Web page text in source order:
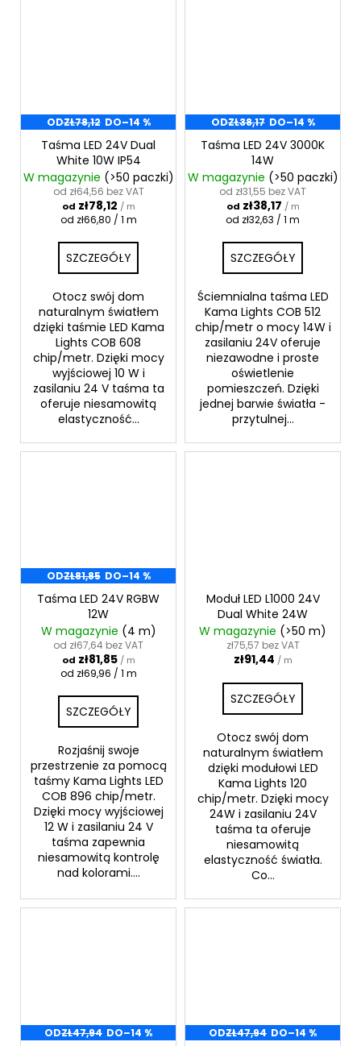
ODZŁ78,12 DO–14 %
Taśma LED 24V Dual
White 10W IP54
W magazynie (>50 paczki)
od zł64,56 bez VAT
od zł78,12 / m
Cena
od zł66,80 / 1 m
SZCZEGÓŁY
Otocz swój dom
naturalnym światłem
dzięki taśmie LED Kama
Lights COB 608
chip/metr. Dzięki mocy
wyjściowej 10 W i
zasilaniu 24 V taśma ta
oferuje niesamowitą
elastyczność...
ODZŁ38,17 DO–14 %
Taśma LED 24V 3000K
14W
W magazynie (>50 paczki)
od zł31,55 bez VAT
od zł38,17 / m
Cena
od zł32,63 / 1 m
SZCZEGÓŁY
Ściemnialna taśma LED
Kama Lights COB 512
chip/metr o mocy 14W i
zasilaniu 24V oferuje
niezawodne i proste
oświetlenie
pomieszczeń. Dzięki
jednej barwie światła -
przytulnej...
ODZŁ81,85 DO–14 %
Taśma LED 24V RGBW
12W
W magazynie (4 m)
od zł67,64 bez VAT
od zł81,85 / m
Cena
od zł69,96 / 1 m
SZCZEGÓŁY
Rozjaśnij swoje
przestrzenie za pomocą
taśmy Kama Lights LED
COB 896 chip/metr.
Dzięki mocy wyjściowej
12 W i zasilaniu 24 V
taśma zapewnia
niesamowitą kontrolę
nad kolorami....
Moduł LED L1000 24V
Dual White 24W
W magazynie (>50 m)
zł75,57 bez VAT
zł91,44 / m
SZCZEGÓŁY
Otocz swój dom
naturalnym światłem
dzięki modułowi LED
Kama Lights 120
chip/metr. Dzięki mocy
24W i zasilaniu 24V
taśma ta oferuje
niesamowitą
elastyczność światła.
Co...
ODZŁ47,94 DO–14 % ODZŁ47,94 DO–14 %